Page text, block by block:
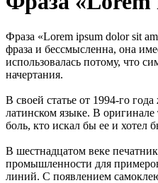
Фраза «Lorem ipsum dolor sit
фраза и бессмысленна, она
использовалась потому, что
начертания.
В своей статье от 1994-го
латинском языке. В
боль, кто искал бы ее и хотел
В шестнадцатом веке
промышленности для
линий. С появлением